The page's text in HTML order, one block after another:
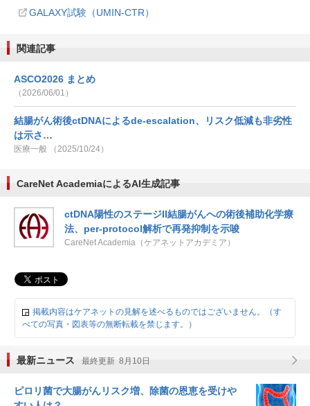
GALAXY試験（UMIN-CTR）
関連記事
ASCO2026 まとめ
（2026/06/01）
結腸がん術後ctDNAによるde-escalation、リスク低減も非劣性
は示さ…
医療一般 （2025/10/24）
CareNet AcademiaによるAI生成記事
ctDNA陽性のステージII結腸がんへの術後補助化学療
法、per-protocol解析で再発抑制を示唆
CareNet Academia（ケアネットアカデミア）
掲載内容はケアネットの見解を述べるものではございません。（す
べての写真・図表等の無断転載を禁じます。）
最新ニュース 最終更新 8月10日
ピロリ菌で大腸がんリスク増、除菌の恩恵を受けや